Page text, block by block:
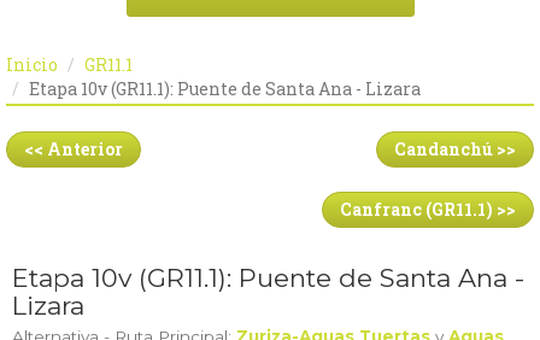
Inicio
GR11.1
Etapa 10v (GR11.1): Puente de Santa Ana - Lizara
<< Anterior Candanchú >>
Canfranc (GR11.1) >>
Etapa 10v (GR11.1): Puente de Santa Ana -
Lizara
Alternativa - Ruta Principal: Zuriza-Aguas Tuertas y Aguas